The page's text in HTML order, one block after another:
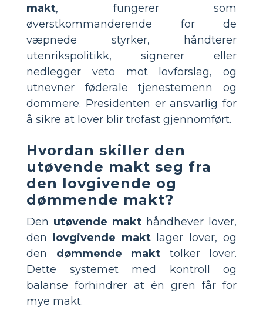
makt, fungerer som
øverstkommanderende for de
væpnede styrker, håndterer
utenrikspolitikk, signerer eller
nedlegger veto mot lovforslag, og
utnevner føderale tjenestemenn og
dommere. Presidenten er ansvarlig for
å sikre at lover blir trofast gjennomført.
Hvordan skiller den
utøvende makt seg fra
den lovgivende og
dømmende makt?
Den utøvende makt håndhever lover,
den
lovgivende maktlager lover, og
den dømmende makt tolker lover.
Dette systemet med kontroll og
balanse forhindrer at én gren får for
mye makt.